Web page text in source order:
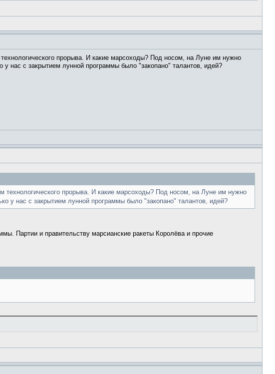
прорыва. И какие марсоходы? Под носом, на Луне им нужно
нас с закрытием лунной программы было "закопано" талантов, идей?
технологического прорыва. И какие марсоходы? Под носом, на Луне им нужно
у нас с закрытием лунной программы было "закопано" талантов, идей?
Партии и правительству марсианские ракеты Королёва и прочие